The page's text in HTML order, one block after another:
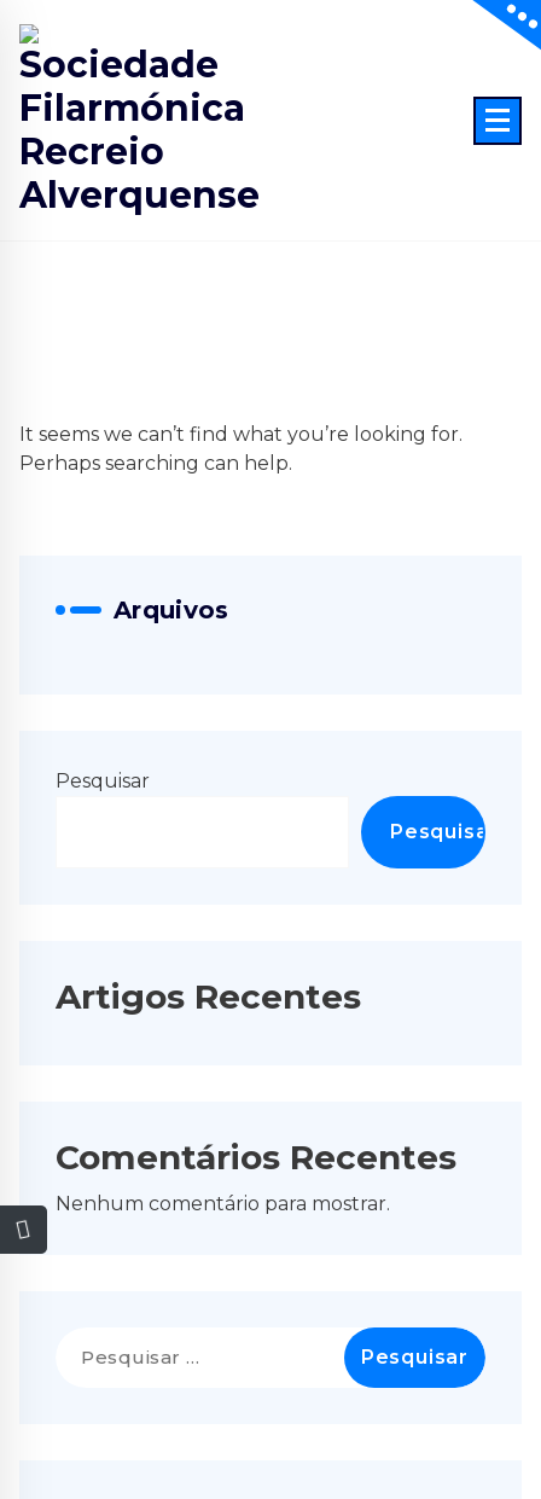
content
It seems we can’t find what you’re looking for.
Perhaps searching can help.
Arquivos
Pesquisar
Pesquisar
Artigos Recentes
Comentários Recentes
Nenhum comentário para mostrar.
por: